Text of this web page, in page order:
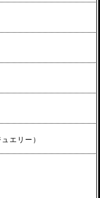
エリー）